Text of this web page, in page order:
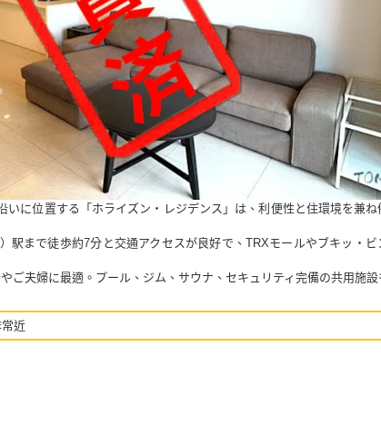
いに位置する「ホライズン・レジデンス」は、利便性と住環境を兼ね
駅まで徒歩約7分と交通アクセスが良好で、TRXモールやブキッ・ビ
ご夫婦に最適。プール、ジム、サウナ、セキュリティ完備の共用施
近